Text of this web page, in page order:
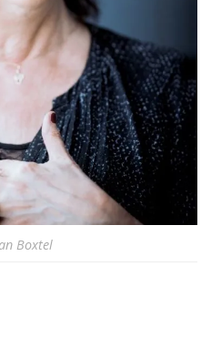
Boxtel